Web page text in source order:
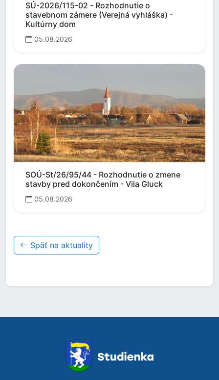
SÚ-2026/115-02 - Rozhodnutie o
stavebnom zámere (Verejná vyhláška) -
Kultúrny dom
05.08.2026
SOÚ-St/26/95/44 - Rozhodnutie o zmene
stavby pred dokončením - Vila Gluck
05.08.2026
Späť na aktuality